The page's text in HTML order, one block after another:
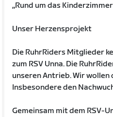
„Rund um das
Unser Herzensprojekt
Die RuhrRiders Mitglieder
zum RSV Unna. Die
unseren Antrieb. Wir
Insbesondere den
Gemeinsam mit dem RSV-